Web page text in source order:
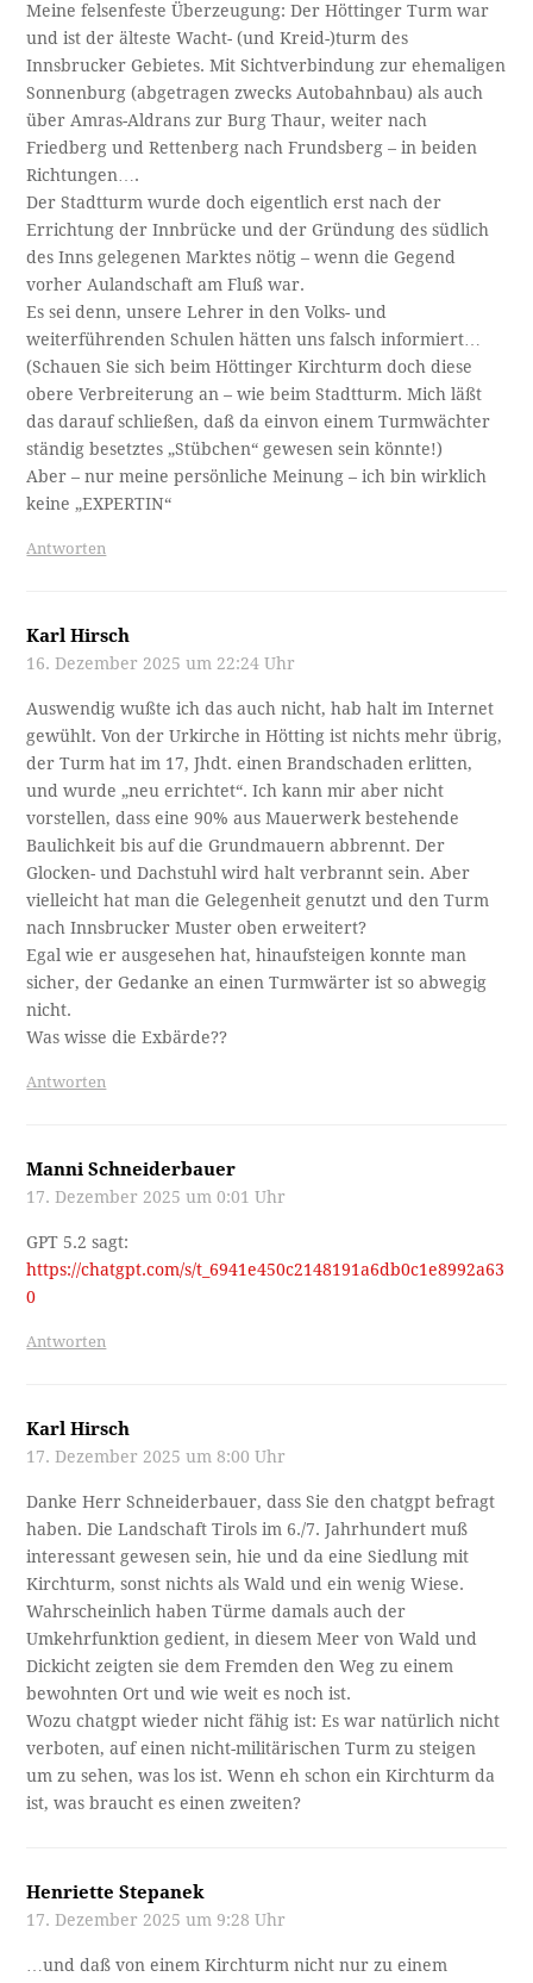
Meine felsenfeste Überzeugung: Der Höttinger Turm war
und ist der älteste Wacht- (und Kreid-)turm des
Innsbrucker Gebietes. Mit Sichtverbindung zur ehemaligen
Sonnenburg (abgetragen zwecks Autobahnbau) als auch
über Amras-Aldrans zur Burg Thaur, weiter nach
Friedberg und Rettenberg nach Frundsberg – in beiden
Richtungen….
Der Stadtturm wurde doch eigentlich erst nach der
Errichtung der Innbrücke und der Gründung des südlich
des Inns gelegenen Marktes nötig – wenn die Gegend
vorher Aulandschaft am Fluß war.
Es sei denn, unsere Lehrer in den Volks- und
weiterführenden Schulen hätten uns falsch informiert…
(Schauen Sie sich beim Höttinger Kirchturm doch diese
obere Verbreiterung an – wie beim Stadtturm. Mich läßt
das darauf schließen, daß da einvon einem Turmwächter
ständig besetztes „Stübchen“ gewesen sein könnte!)
Aber – nur meine persönliche Meinung – ich bin wirklich
keine „EXPERTIN“
Antworten
Karl Hirsch
16. Dezember 2025 um 22:24 Uhr
Auswendig wußte ich das auch nicht, hab halt im Internet
gewühlt. Von der Urkirche in Hötting ist nichts mehr übrig,
der Turm hat im 17, Jhdt. einen Brandschaden erlitten,
und wurde „neu errichtet“. Ich kann mir aber nicht
vorstellen, dass eine 90% aus Mauerwerk bestehende
Baulichkeit bis auf die Grundmauern abbrennt. Der
Glocken- und Dachstuhl wird halt verbrannt sein. Aber
vielleicht hat man die Gelegenheit genutzt und den Turm
nach Innsbrucker Muster oben erweitert?
Egal wie er ausgesehen hat, hinaufsteigen konnte man
sicher, der Gedanke an einen Turmwärter ist so abwegig
nicht.
Was wisse die Exbärde??
Antworten
Manni Schneiderbauer
17. Dezember 2025 um 0:01 Uhr
GPT 5.2 sagt:
https://chatgpt.com/s/t_6941e450c2148191a6db0c1e8992a63
0
Antworten
Karl Hirsch
17. Dezember 2025 um 8:00 Uhr
Danke Herr Schneiderbauer, dass Sie den chatgpt befragt
haben. Die Landschaft Tirols im 6./7. Jahrhundert muß
interessant gewesen sein, hie und da eine Siedlung mit
Kirchturm, sonst nichts als Wald und ein wenig Wiese.
Wahrscheinlich haben Türme damals auch der
Umkehrfunktion gedient, in diesem Meer von Wald und
Dickicht zeigten sie dem Fremden den Weg zu einem
bewohnten Ort und wie weit es noch ist.
Wozu chatgpt wieder nicht fähig ist: Es war natürlich nicht
verboten, auf einen nicht-militärischen Turm zu steigen
um zu sehen, was los ist. Wenn eh schon ein Kirchturm da
ist, was braucht es einen zweiten?
Henriette Stepanek
17. Dezember 2025 um 9:28 Uhr
…und daß von einem Kirchturm nicht nur zu einem